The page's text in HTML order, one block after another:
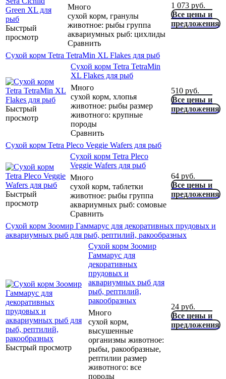
Быстрый
просмотр
Много
сухой корм, гранулы
животное: рыбы группа
аквариумных рыб: цихлиды
Сравнить
1 073 руб.
Все цены и
предложения
Сухой корм Tetra TetraMin XL Flakes для рыб
Быстрый
просмотр
Сухой корм Tetra TetraMin
XL Flakes для рыб
Много
сухой корм, хлопья
животное: рыбы размер
животного: крупные
породы
Сравнить
510 руб.
Все цены и
предложения
Сухой корм Tetra Pleco Veggie Wafers для рыб
Быстрый
просмотр
Сухой корм Tetra Pleco
Veggie Wafers для рыб
Много
сухой корм, таблетки
животное: рыбы группа
аквариумных рыб: сомовые
Сравнить
64 руб.
Все цены и
предложения
Сухой корм Зоомир Гаммарус для декоративных прудовых и
аквариумных рыб для рыб, рептилий, ракообразных
Быстрый просмотр
Сухой корм Зоомир
Гаммарус для
декоративных
прудовых и
аквариумных рыб для
рыб, рептилий,
ракообразных
Много
сухой корм,
высушенные
организмы животное:
рыбы, ракообразные,
рептилии размер
животного: все
породы
24 руб.
Все цены и
предложения